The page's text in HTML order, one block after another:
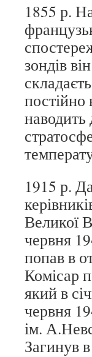
1855 р.
зондів
постійно
наводить
1915 р.
Великої
червня
попав в
Комісар
який в
червня
ім.
Загинув